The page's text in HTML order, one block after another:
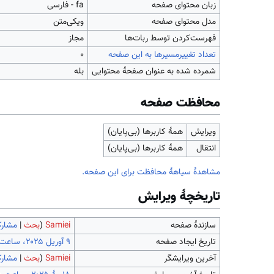
زبان محتوای صفحه
fa - فارسی
مدل محتوای صفحه
ویکی‌متن
‌فهرست‌کردن توسط ربات‌ها
مجاز
تعداد تغییرمسیرها به این صفحه
۰
شمرده شده به عنوان صفحهٔ محتوایی
بله
محافظت صفحه
ویرایش
همهٔ کاربرها (بی‌پایان)
انتقال
همهٔ کاربرها (بی‌پایان)
مشاهدۀ سیاهۀ محافظت برای این صفحه.
تاریخچۀ ویرایش
سازندۀ صفحه Samiei
(بحث|
تاریخ ایجاد صفحه
آخرین ویرایشگر
Samiei
(بحث|